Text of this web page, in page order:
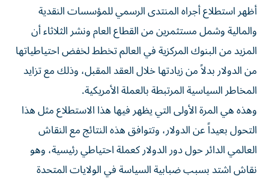
أظهر استطلاع أجراه المنتدى الرسمي للمؤسسات النقدية
والمالية وشمل مستثمرين من القطاع العام ونشر الثلاثاء أن
المزيد من البنوك المركزية في العالم تخطط لخفض احتياطياتها
من الدولار بدلاً من زيادتها ‌خلال العقد المقبل، وذلك مع تزايد
المخاطر السياسية المرتبطة بالعملة الأمريكية.
وهذه هي المرة الأولى التي ​يظهر فيها ⁠هذا الاستطلاع مثل هذا
التحول بعيداً عن الدولار، وتتوافق هذه النتائج مع ‌النقاش
العالمي الدائر حول دور ‌الدولار كعملة احتياطي رئيسية، وهو
نقاش اشتد بسبب ضبابية السياسة في الولايات المتحدة